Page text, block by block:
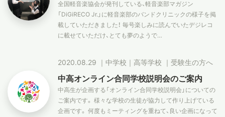
全国軽音楽協会が発刊している、軽音楽部マガジン
「DiGiRECO Jr.」に軽音楽部のバンドクリニックの様子を掲
載していただきました！ 毎号楽しみに読んでいたデジレコ
に載せていただけ、とても夢のようで…
2020.08.29 ｜ 中学校 ｜ 高等学校 ｜ 受験生の方へ
中高オンライン合同学校説明会のご案内
中高生が企画する「オンライン合同学校説明会」についての
ご案内です。 様々な学校の生徒が協力して作り上げている
企画です。 何度もミーティングを重ねて、良い企画になって